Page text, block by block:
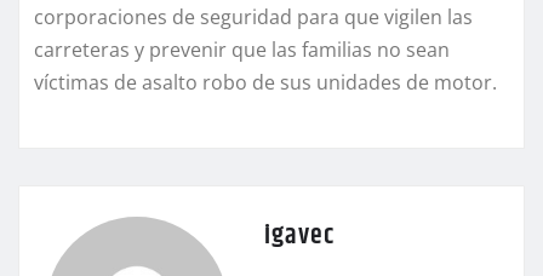
corporaciones de seguridad para que vigilen las
carreteras y prevenir que las familias no sean
víctimas de asalto robo de sus unidades de motor.
igavec